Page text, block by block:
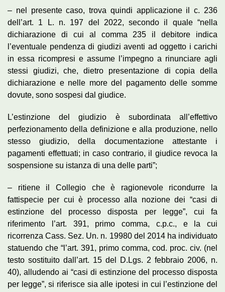
– nel presente caso, trova quindi applicazione il c. 236
dell’art. 1 L. n. 197 del 2022, secondo il quale “nella
dichiarazione di cui al comma 235 il debitore indica
l’eventuale pendenza di giudizi aventi ad oggetto i carichi
in essa ricompresi e assume l’impegno a rinunciare agli
stessi giudizi, che, dietro presentazione di copia della
dichiarazione e nelle more del pagamento delle somme
dovute, sono sospesi dal giudice.
L’estinzione del giudizio è subordinata all’effettivo
perfezionamento della definizione e alla produzione, nello
stesso giudizio, della documentazione attestante i
pagamenti effettuati; in caso contrario, il giudice revoca la
sospensione su istanza di una delle parti”;
– ritiene il Collegio che è ragionevole ricondurre la
fattispecie per cui è processo alla nozione dei “casi di
estinzione del processo disposta per legge”, cui fa
riferimento l’art. 391, primo comma, c.p.c., e la cui
ricorrenza Cass. Sez. Un. n. 19980 del 2014 ha individuato
statuendo che “l’art. 391, primo comma, cod. proc. civ. (nel
testo sostituito dall’art. 15 del D.Lgs. 2 febbraio 2006, n.
40), alludendo ai “casi di estinzione del processo disposta
per legge”, si riferisce sia alle ipotesi in cui l’estinzione del